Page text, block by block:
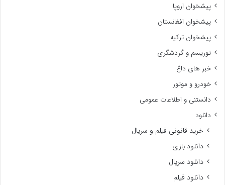
پیشخوان اروپا
پیشخوان افغانستان
پیشخوان ترکیه
توریسم و گردشگری
خبر های داغ
خودرو و موتور
دانستنی و اطلاعات عمومی
دانلود
خرید قانونی فیلم و سریال
دانلود بازی
دانلود سریال
دانلود فیلم